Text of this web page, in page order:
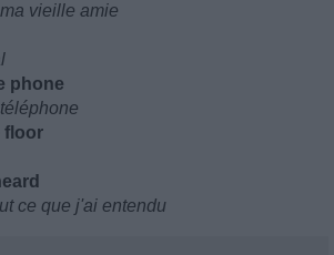
vieille amie
phone
floor
ce que j'ai entendu